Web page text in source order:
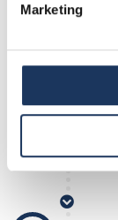
Marketing
2